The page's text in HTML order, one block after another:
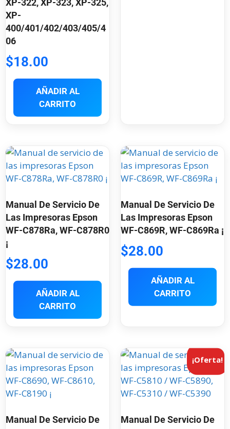
XP-322, XP-323, XP-325,
XP-
400/401/402/403/405/4
06
$18.00
AÑADIR AL
CARRITO
Manual De Servicio De
Las Impresoras Epson
WF-C878Ra, WF-C878R0
¡
$28.00
AÑADIR AL
CARRITO
Manual De Servicio De
Las Impresoras Epson
WF-C869R, WF-C869Ra ¡
$28.00
AÑADIR AL
CARRITO
Manual De Servicio De
¡Oferta!
Manual De Servicio De